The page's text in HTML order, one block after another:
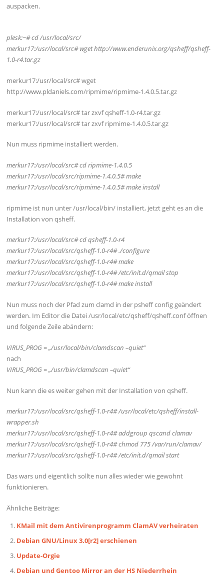
auspacken.
plesk:~# cd /usr/local/src/
merkur17:/usr/local/src# wget http://www.enderunix.org/qsheff/qsheff-
1.0-r4.tar.gz
merkur17:/usr/local/src# wget
http://www.pldaniels.com/ripmime/ripmime-1.4.0.5.tar.gz
merkur17:/usr/local/src# tar zxvf qsheff-1.0-r4.tar.gz
merkur17:/usr/local/src# tar zxvf ripmime-1.4.0.5.tar.gz
Nun muss ripmime installiert werden.
merkur17:/usr/local/src# cd ripmime-1.4.0.5
merkur17:/usr/local/src/ripmime-1.4.0.5# make
merkur17:/usr/local/src/ripmime-1.4.0.5# make install
ripmime ist nun unter /usr/local/bin/ installiert, jetzt geht es an die
Installation von qsheff.
merkur17:/usr/local/src# cd qsheff-1.0-r4
merkur17:/usr/local/src/qsheff-1.0-r4# ./configure
merkur17:/usr/local/src/qsheff-1.0-r4# make
merkur17:/usr/local/src/qsheff-1.0-r4# /etc/init.d/qmail stop
merkur17:/usr/local/src/qsheff-1.0-r4# make install
Nun muss noch der Pfad zum clamd in der psheff config geändert
werden. Im Editor die Datei /usr/local/etc/qsheff/qsheff.conf öffnen
und folgende Zeile abändern:
VIRUS_PROG = „/usr/local/bin/clamdscan –quiet“
nach
VIRUS_PROG = „/usr/bin/clamdscan –quiet“
Nun kann die es weiter gehen mit der Installation von qsheff.
merkur17:/usr/local/src/qsheff-1.0-r4# /usr/local/etc/qsheff/install-
wrapper.sh
merkur17:/usr/local/src/qsheff-1.0-r4# addgroup qscand clamav
merkur17:/usr/local/src/qsheff-1.0-r4# chmod 775 /var/run/clamav/
merkur17:/usr/local/src/qsheff-1.0-r4# /etc/init.d/qmail start
Das wars und eigentlich sollte nun alles wieder wie gewohnt
funktionieren.
Ähnliche Beiträge:
KMail mit dem Antivirenprogramm ClamAV verheiraten
Debian GNU/Linux 3.0[r2] erschienen
Update-Orgie
Debian und Gentoo Mirror an der HS Niederrhein